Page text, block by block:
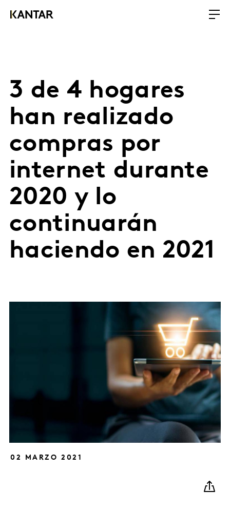
3 de 4 hogares
han realizado
compras por
internet durante
2020 y lo
continuarán
haciendo en 2021
02 MARZO 2021